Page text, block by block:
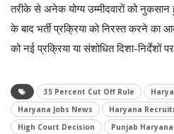
तरीके से अनेक योग्य उम्मीदवारों को
के बाद भर्ती प्रक्रिया को निरस्त करने का
को नई प्रक्रिया या संशोधित दिशा-निर्देशों
35 Percent Cut Off Rule
Haryana Jobs News
Haryana
High Court Decision
Punjab